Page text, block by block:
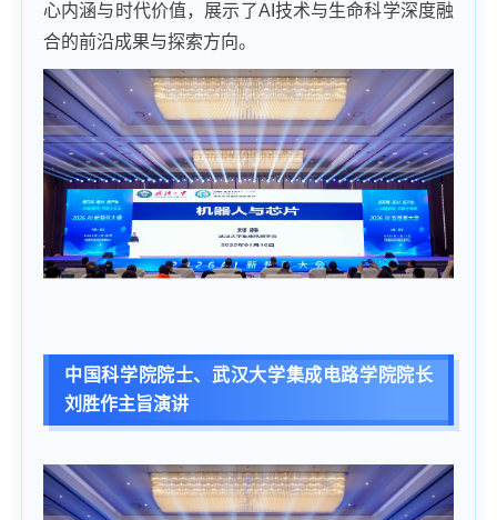
心内涵与时代价值，展示了AI技术与生命科学深度融
合的前沿成果与探索方向。
中国科学院院士、武汉大学集成电路学院院长
刘胜作主旨演讲